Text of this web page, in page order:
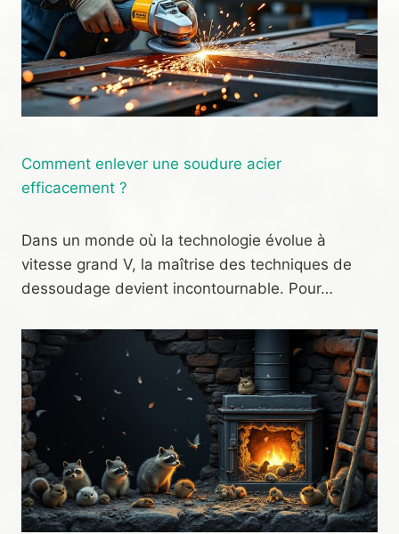
Comment enlever une soudure acier
efficacement ?
Dans un monde où la technologie évolue à
vitesse grand V, la maîtrise des techniques de
dessoudage devient incontournable. Pour…